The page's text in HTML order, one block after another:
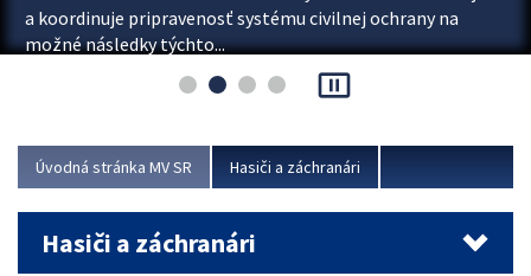
a koordinuje pripravenosť systému civilnej ochrany na
možné následky týchto...
pause_presentation
Úvodná stránka MV SR Hasiči a záchranári
Hasiči a záchranári